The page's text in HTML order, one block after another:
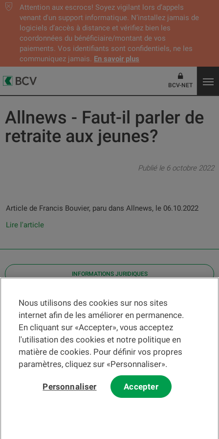
Attention aux escrocs! Soyez vigilant lors d’appels
venant d'un support informatique. N’installez jamais de
logiciels d’accès à distance et vérifiez bien les
coordonnées du bénéficiaire/montant de vos
paiements. Vos identifiants sont confidentiels, ne les
communiquez jamais. En savoir plus
BCV-NET
Allnews - Faut-il parler de
retraite aux jeunes?
Publié le 6 octobre 2022
Article de Francis Bouvier, paru dans Allnews, le 06.10.2022
Lire l'article
INFORMATIONS JURIDIQUES
Contact
Localiser une agence
Aide
Actualités
Taux de change
Nous utilisons des cookies sur nos sites
internet afin de les améliorer en permanence.
En cliquant sur «Accepter», vous acceptez
l'utilisation des cookies et notre politique en
matière de cookies. Pour définir vos propres
paramètres, cliquez sur «Personnaliser».
Personnaliser Accepter